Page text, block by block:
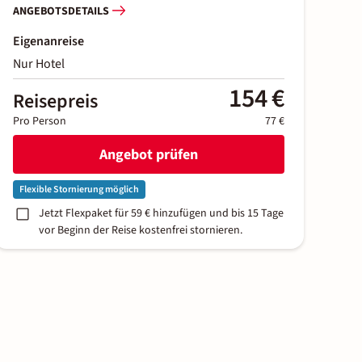
ANGEBOTSDETAILS
Eigenanreise
Nur Hotel
Reisepreis 154 €
Pro Person 77 €
Angebot prüfen
Flexible Stornierung möglich
Jetzt Flexpaket für 59 € hinzufügen und bis 15 Tage
vor Beginn der Reise kostenfrei stornieren.